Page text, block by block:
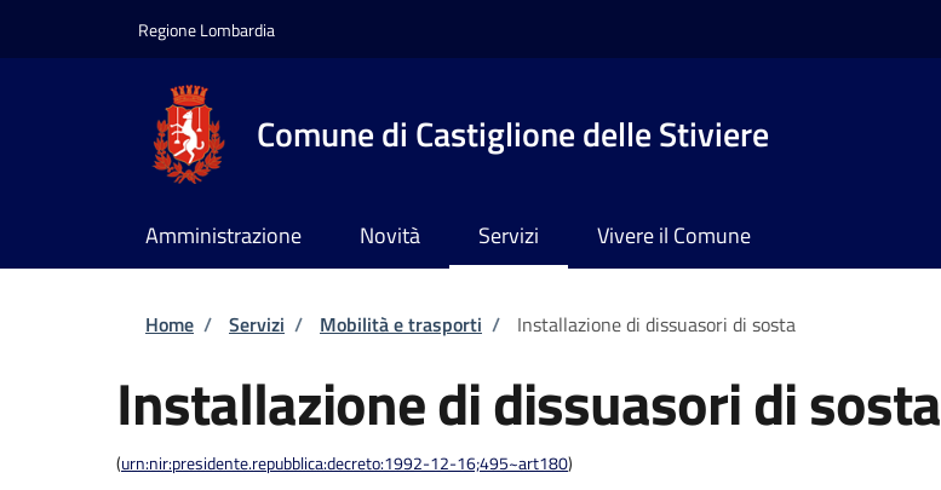
Regione Lombardia
Comune di Castiglione delle Stiviere
Amministrazione Novità Servizi Vivere il Comune
Briciole di pane
Home / Servizi / Mobilità e trasporti / Installazione di dissuasori di sosta
Installazione di dissuasori di sosta
(urn:nir:presidente.repubblica:decreto:1992-12-16;495~art180)